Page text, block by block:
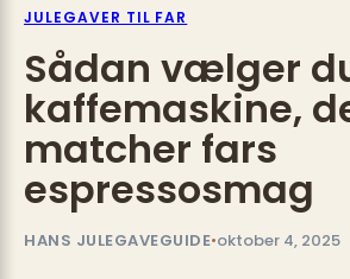
JULEGAVER TIL FAR
Sådan vælger
kaffemaskine,
matcher fars
espressosmag
HANS JULEGAVEGUIDE•oktober 4, 2025